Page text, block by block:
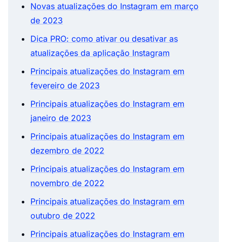
Novas atualizações do Instagram em março
de 2023
Dica PRO: como ativar ou desativar as
atualizações da aplicação Instagram
Principais atualizações do Instagram em
fevereiro de 2023
Principais atualizações do Instagram em
janeiro de 2023
Principais atualizações do Instagram em
dezembro de 2022
Principais atualizações do Instagram em
novembro de 2022
Principais atualizações do Instagram em
outubro de 2022
Principais atualizações do Instagram em